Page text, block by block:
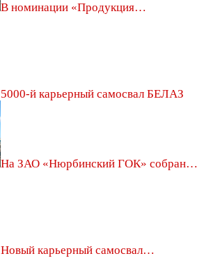
В номинации «Продукция…
5000-й карьерный самосвал БЕЛАЗ
На ЗАО «Нюрбинский ГОК» собран…
Новый карьерный самосвал…